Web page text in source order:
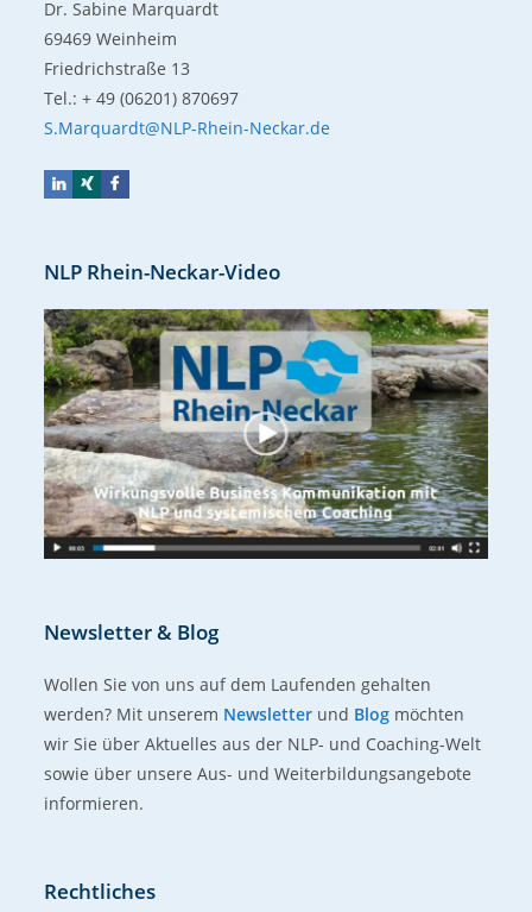
Dr. Sabine Marquardt
69469 Weinheim
Friedrichstraße 13
Tel.: + 49 (06201) 870697
S.Marquardt@NLP-Rhein-Neckar.de
NLP Rhein-Neckar-Video
Newsletter & Blog
Wollen Sie von uns auf dem Laufenden gehalten
werden? Mit unserem Newsletter und Blog möchten
wir Sie über Aktuelles aus der NLP- und Coaching-Welt
sowie über unsere Aus- und Weiterbildungsangebote
informieren.
Rechtliches